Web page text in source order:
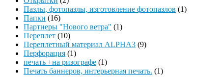
Пазлы, фотопазлы, изготовление фотопазлов (1)
Папки (16)
Партнеры "Нового ветра" (1)
Переплет (10)
Переплетный материал ALPHA3 (9)
Перфорация (1)
печать +на ризографе (1)
Печать баннеров, интерьерная печать. (1)